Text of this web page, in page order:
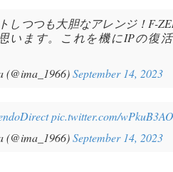
しつつも大胆なアレンジ！F-
います。これを機にIPの復
(@ima_1966)September 14, 2023
pic.twitter.com/
(@ima_1966)September 14, 2023